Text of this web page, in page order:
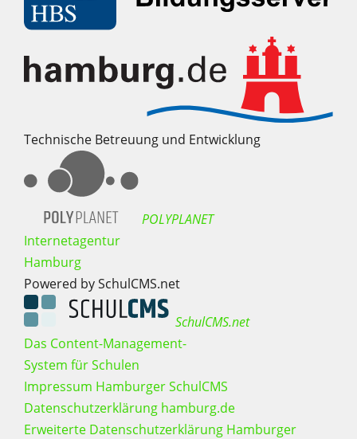
Technische Betreuung und Entwicklung
POLYPLANET
Internetagentur
Hamburg
Powered by SchulCMS.net
SchulCMS.net
Das Content-Management-
System für Schulen
Impressum Hamburger SchulCMS
Datenschutzerklärung hamburg.de
Erweiterte Datenschutzerklärung Hamburger